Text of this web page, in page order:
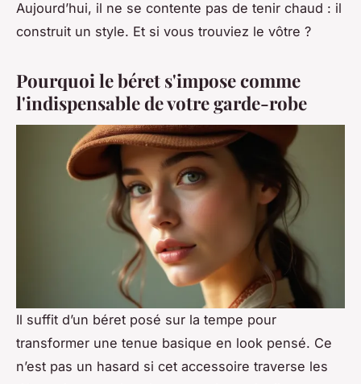
Aujourd’hui, il ne se contente pas de tenir chaud : il
construit un style. Et si vous trouviez le vôtre ?
Pourquoi le béret s'impose comme
l'indispensable de votre garde-robe
Il suffit d’un béret posé sur la tempe pour
transformer une tenue basique en look pensé. Ce
n’est pas un hasard si cet accessoire traverse les